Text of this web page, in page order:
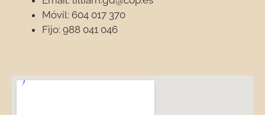
Móvil: 604 017 370
Fijo: 988 041 046